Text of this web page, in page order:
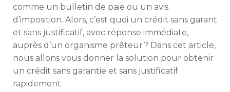
comme un bulletin de paie ou un avis
d’imposition. Alors, c’est quoi un crédit sans garant
et sans justificatif, avec réponse immédiate,
auprès d’un organisme prêteur ? Dans cet article,
nous allons vous donner la solution pour obtenir
un crédit sans garantie et sans justificatif
rapidement.